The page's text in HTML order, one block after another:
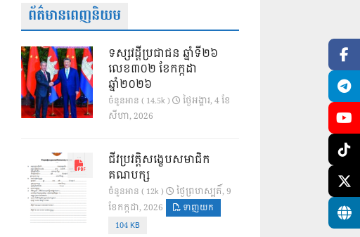
ព័ត៌មានពេញនិយម
ទស្សវដ្តីប្រជាជន ឆ្នាំទី២៦
លេខ៣០២ ខែកក្កដា
ឆ្នាំ២០២៦
ចំនួនអាន ( 14.5k )
ថ្ងៃ​អង្គារ, 4 ខែ​
សីហា, 2026
ជីវប្រវត្តិសង្ខេបសមាជិក
គណបក្ស
ចំនួនអាន ( 12k )
ថ្ងៃ​ព្រហស្បតិ៍, 9
ខែ​កក្កដា, 2026
ទាញយក
104 KB